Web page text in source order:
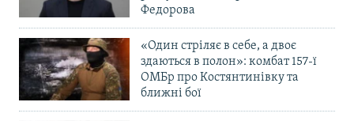
Федорова
«Один стріляє в себе, а двоє
здаються в полон»: комбат 157-ї
ОМБр про Костянтинівку та
ближні бої